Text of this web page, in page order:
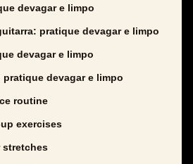
devagar e limpo
pratique devagar e limpo
devagar e limpo
devagar e limpo
routine
exercises
stretches